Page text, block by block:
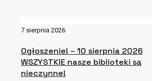
7 sierpnia 2026
Ogłoszenie! – 10 sierpnia 2026
WSZYSTKIE nasze biblioteki są
nieczynne!